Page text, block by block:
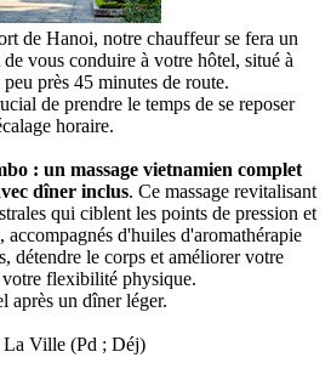
de Hanoi, notre chauffeur se fera un
vous conduire à votre hôtel, situé à
près 45 minutes de route.
de prendre le temps de se reposer
horaire.
: un massage vietnamien complet
dîner inclus. Ce massage revitalisant
qui ciblent les points de pression et
d'huiles d'aromathérapie
détendre le corps et améliorer votre
flexibilité physique.
après un dîner léger.
Ville (Pd ; Déj)